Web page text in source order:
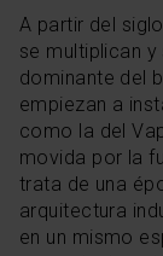
A partir del
se multiplican
dominante del
empiezan a
como la del
movida por la
trata de una
arquitectura
en un mismo